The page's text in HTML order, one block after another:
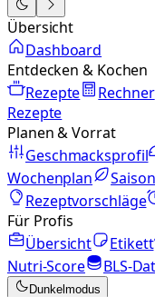
Übersicht
Dashboard
Entdecken & Kochen
Rezepte
Rechner
Rezepte
Planen & Vorrat
Geschmacksprofil
Wochenplan
Rezeptvorschläge
Für Profis
Übersicht
Etikett
Nutri-Score
BLS-
Dunkelmodus